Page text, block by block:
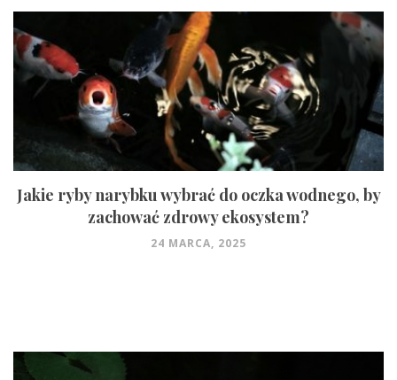
Jakie ryby narybku wybrać do oczka wodnego, by
zachować zdrowy ekosystem?
24 MARCA, 2025